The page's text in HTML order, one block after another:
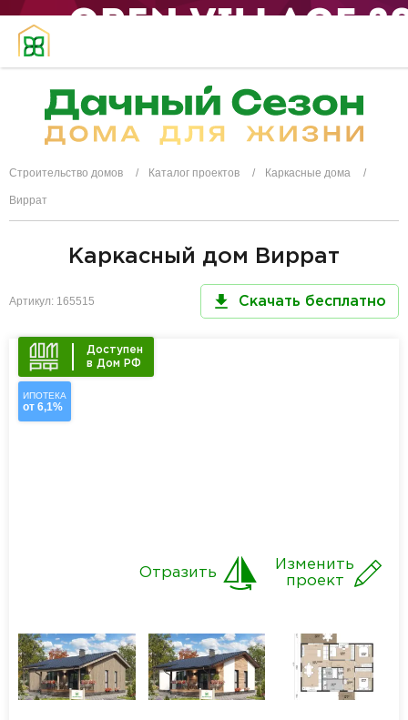
Строительство домов Каталог проектов Каркасные дома
Виррат
Каркасный дом Виррат
Артикул: 165515 Скачать бесплатно
Доступен
в Дом РФ
ИПОТЕКА
от 6,1%
Изменить
проект
Отразить